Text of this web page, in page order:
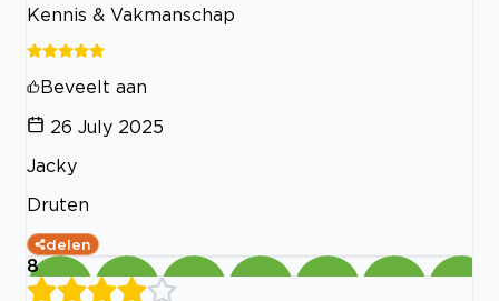
Kennis & Vakmanschap
Beveelt aan
26 July 2025
Jacky
Druten
delen
8